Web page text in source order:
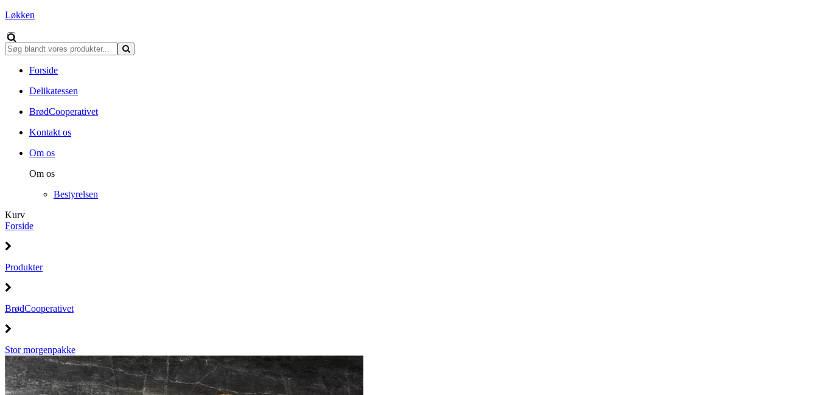
Løkken
Forside
Delikatessen
BrødCooperativet
Kontakt os
Om os
Om os
Bestyrelsen
Kurv
Forside
Produkter
BrødCooperativet
Stor morgenpakke